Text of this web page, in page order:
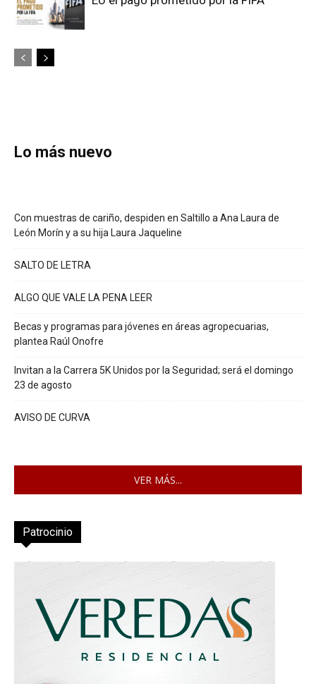
Lo más nuevo
Con muestras de cariño, despiden en Saltillo a Ana Laura de
León Morín y a su hija Laura Jaqueline
SALTO DE LETRA
ALGO QUE VALE LA PENA LEER
Becas y programas para jóvenes en áreas agropecuarias,
plantea Raúl Onofre
Invitan a la Carrera 5K Unidos por la Seguridad; será el domingo
23 de agosto
AVISO DE CURVA
VER MÁS...
Patrocinio